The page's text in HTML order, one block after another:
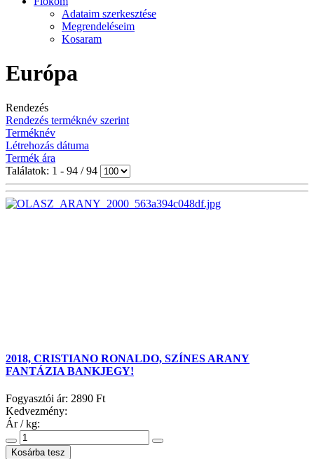
Adataim szerkesztése
Megrendeléseim
Kosaram
Európa
Rendezés
Rendezés terméknév szerint
Terméknév
Létrehozás dátuma
Termék ára
Találatok: 1 - 94 / 94
2018, CRISTIANO RONALDO, SZÍNES ARANY
FANTÁZIA BANKJEGY!
Fogyasztói ár: 2890 Ft
Kedvezmény:
Ár / kg: